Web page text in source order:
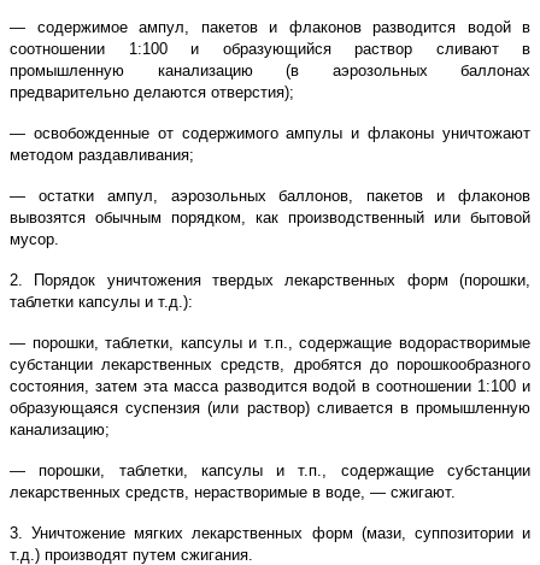
— содержимое ампул, пакетов и флаконов разводится водой в
соотношении 1:100 и образующийся раствор сливают в
промышленную канализацию (в аэрозольных баллонах
предварительно делаются отверстия);
— освобожденные от содержимого ампулы и флаконы уничтожают
методом раздавливания;
— остатки ампул, аэрозольных баллонов, пакетов и флаконов
вывозятся обычным порядком, как производственный или бытовой
мусор.
2. Порядок уничтожения твердых лекарственных форм (порошки,
таблетки капсулы и т.д.):
— порошки, таблетки, капсулы и т.п., содержащие водорастворимые
субстанции лекарственных средств, дробятся до порошкообразного
состояния, затем эта масса разводится водой в соотношении 1:100 и
образующаяся суспензия (или раствор) сливается в промышленную
канализацию;
— порошки, таблетки, капсулы и т.п., содержащие субстанции
лекарственных средств, нерастворимые в воде, — сжигают.
3. Уничтожение мягких лекарственных форм (мази, суппозитории и
т.д.) производят путем сжигания.